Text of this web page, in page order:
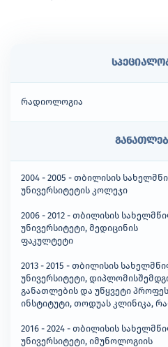
რადიოლოგია
2004 - 2005 - თბილისის
უნივერსიტეტის კოლეჯი
2006 - 2012 - თბილისის
უნივერსიტეტი, მედიცინის
ფაკულტეტი
2013 - 2015 - თბილისის
უნივერსიტეტი,
განათლების და უწყვეტი
ინსტიტუტი, თოდუას კლინიკა,
2016 - 2024 - თბილისის
უნივერსიტეტი, იმუნოლოგიის